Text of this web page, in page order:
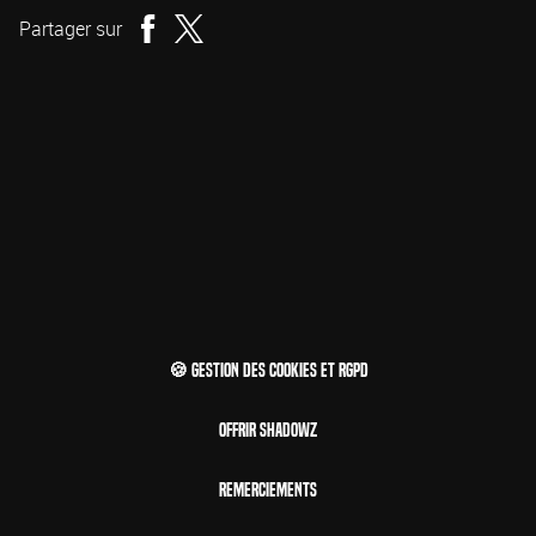
Partager sur
🍪 Gestion des cookies et RGPD
Offrir Shadowz
Remerciements